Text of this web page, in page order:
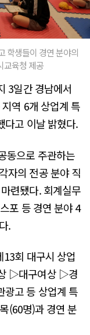
학생들이 경연 분야의
교육청 제공
3일간 경남에서
역 6개 상업계 특
다고 이날 밝혔다.
동으로 주관하는
자의 전공 분야 직
련됐다. 회계실무
포 등 경연 분야 4
.
회 대구시 상업
▷대구여상 ▷경
고 등 상업계 특
(60명)과 경연 분